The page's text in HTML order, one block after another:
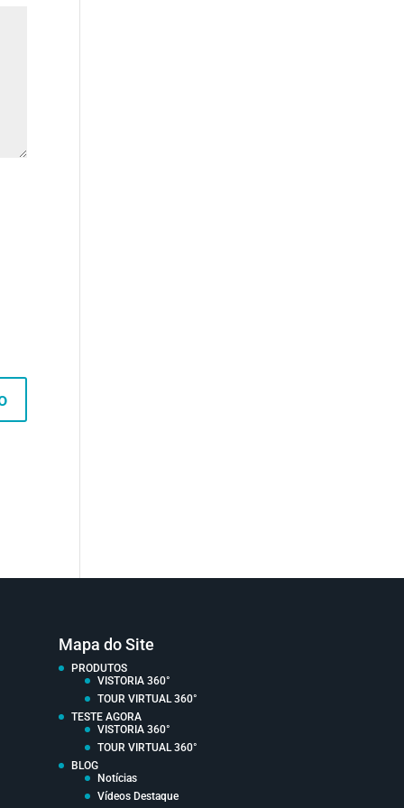
Mapa do Site
PRODUTOS
VISTORIA 360°
TOUR VIRTUAL 360°
TESTE AGORA
VISTORIA 360°
TOUR VIRTUAL 360°
BLOG
Notícias
Vídeos Destaque